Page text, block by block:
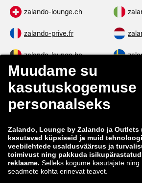
zalando-lounge.ch
zalando-prive.fr
zalando-lounge.be
zalando-lounge.fi
zalando-lounge.co.uk
zalando-lounge.lt
zalando-lounge.ro